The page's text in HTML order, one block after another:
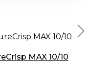
MAX 10/10